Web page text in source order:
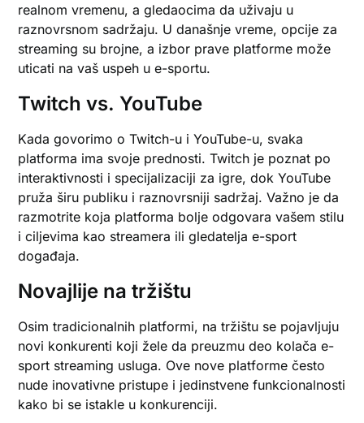
realnom vremenu, a gledaocima da uživaju u
raznovrsnom sadržaju. U današnje vreme, opcije za
streaming su brojne, a izbor prave platforme može
uticati na vaš uspeh u e-sportu.
Twitch vs. YouTube
Kada govorimo o Twitch-u i YouTube-u, svaka
platforma ima svoje prednosti. Twitch je poznat po
interaktivnosti i specijalizaciji za igre, dok YouTube
pruža širu publiku i raznovrsniji sadržaj. Važno je da
razmotrite koja platforma bolje odgovara vašem stilu
i ciljevima kao streamera ili gledatelja e-sport
događaja.
Novajlije na tržištu
Osim tradicionalnih platformi, na tržištu se pojavljuju
novi konkurenti koji žele da preuzmu deo kolača e-
sport streaming usluga. Ove nove platforme često
nude inovativne pristupe i jedinstvene funkcionalnosti
kako bi se istakle u konkurenciji.